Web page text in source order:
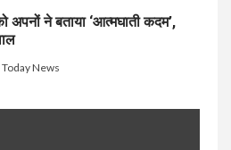
अपनों ने बताया ‘आत्मघाती कदम’,
News